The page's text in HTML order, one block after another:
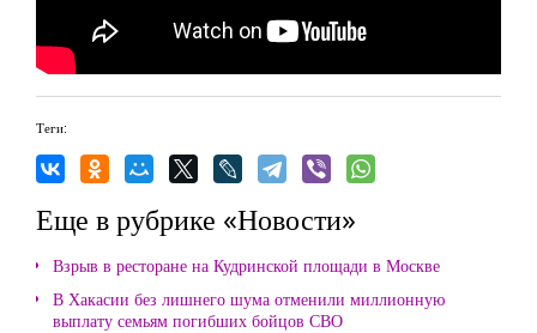
Теги:
Еще в рубрике «Новости»
Взрыв в ресторане на Кудринской площади в Москве
В Хакасии без лишнего шума отменили миллионную
выплату семьям погибших бойцов СВО